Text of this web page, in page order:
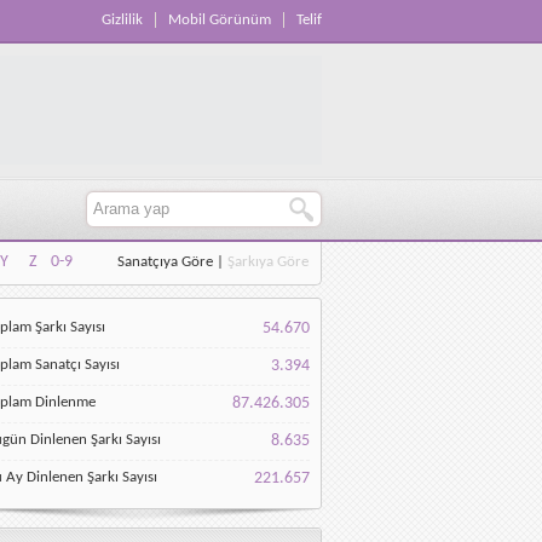
Gizlilik Mobil Görünüm Telif
Y Z
0-9
Y Z 0-9
Sanatçıya Göre Şarkıya Göre
Şarkı Sayısı 54.670
Sanatçı Sayısı 3.394
Dinlenme 87.426.305
Dinlenen Şarkı Sayısı 8.635
Ay Dinlenen Şarkı Sayısı 221.657